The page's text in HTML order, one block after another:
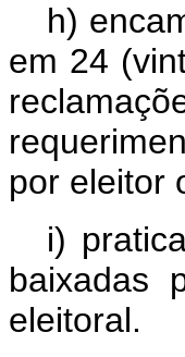
h)
em 24
por eleitor
i)
baixadas
eleitoral.